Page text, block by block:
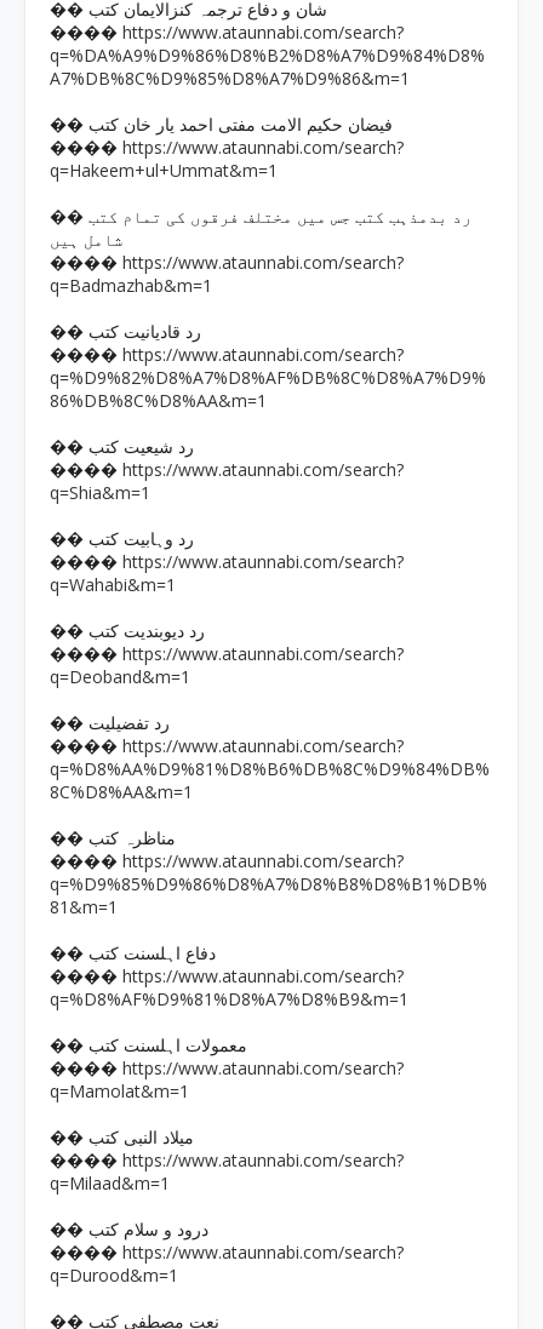
�� شان و دفاع ترجمہ کنزالایمان کتب
���� https://www.ataunnabi.com/search?
q=%DA%A9%D9%86%D8%B2%D8%A7%D9%84%D8%
A7%DB%8C%D9%85%D8%A7%D9%86&m=1
�� فیضان حکیم الامت مفتی احمد یار خان کتب
���� https://www.ataunnabi.com/search?
q=Hakeem+ul+Ummat&m=1
�� رد بدمذہب کتب جس میں مختلف فرقوں کی تمام کتب
شامل ہیں
���� https://www.ataunnabi.com/search?
q=Badmazhab&m=1
�� رد قادیانیت کتب
���� https://www.ataunnabi.com/search?
q=%D9%82%D8%A7%D8%AF%DB%8C%D8%A7%D9%
86%DB%8C%D8%AA&m=1
�� رد شیعیت کتب
���� https://www.ataunnabi.com/search?
q=Shia&m=1
�� رد وہابیت کتب
���� https://www.ataunnabi.com/search?
q=Wahabi&m=1
�� رد دیوبندیت کتب
���� https://www.ataunnabi.com/search?
q=Deoband&m=1
�� رد تفضیلیت
���� https://www.ataunnabi.com/search?
q=%D8%AA%D9%81%D8%B6%DB%8C%D9%84%DB%
8C%D8%AA&m=1
�� مناظرہ کتب
���� https://www.ataunnabi.com/search?
q=%D9%85%D9%86%D8%A7%D8%B8%D8%B1%DB%
81&m=1
�� دفاع اہلسنت کتب
���� https://www.ataunnabi.com/search?
q=%D8%AF%D9%81%D8%A7%D8%B9&m=1
�� معمولات اہلسنت کتب
���� https://www.ataunnabi.com/search?
q=Mamolat&m=1
�� میلاد النبی کتب
���� https://www.ataunnabi.com/search?
q=Milaad&m=1
�� درود و سلام کتب
���� https://www.ataunnabi.com/search?
q=Durood&m=1
�� نعت مصطفی کتب